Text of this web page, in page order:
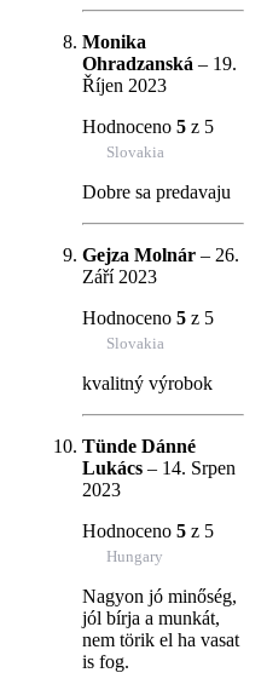
Monika
Ohradzanská – 19.
Říjen 2023
Hodnoceno 5 z 5
Slovakia
Dobre sa predavaju
Gejza Molnár – 26.
Září 2023
Hodnoceno 5 z 5
Slovakia
kvalitný výrobok
Tünde Dánné
Lukács – 14. Srpen
2023
Hodnoceno 5 z 5
Hungary
Nagyon jó minőség,
jól bírja a munkát,
nem törik el ha vasat
is fog.